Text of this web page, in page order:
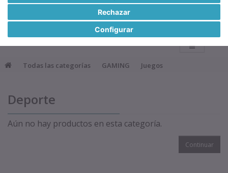
Rechazar
Configurar
● 0
Todas las categorías GAMING Juegos
Deporte
Aún no hay productos en esta categoría.
Continuar